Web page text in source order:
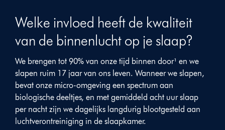
Welke invloed heeft de kwaliteit
van de binnenlucht op je slaap?
We brengen tot 90% van onze tijd binnen door¹ en we
slapen ruim 17 jaar van ons leven. Wanneer we slapen,
bevat onze micro-omgeving een spectrum aan
biologische deeltjes, en met gemiddeld acht uur slaap
per nacht zijn we dagelijks langdurig blootgesteld aan
luchtverontreiniging in de slaapkamer.